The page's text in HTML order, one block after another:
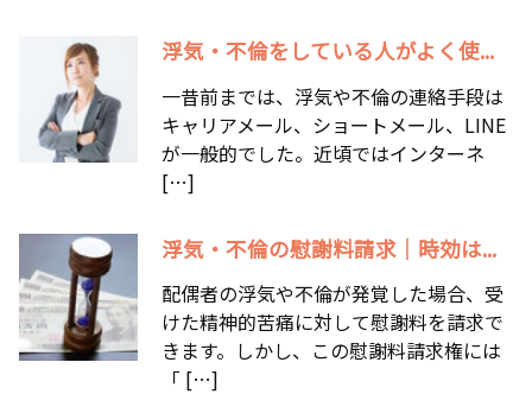
浮気・不倫をしている人がよく使...
一昔前までは、浮気や不倫の連絡手段は
キャリアメール、ショートメール、LINE
が一般的でした。近頃ではインターネ
[…]
浮気・不倫の慰謝料請求｜時効は...
配偶者の浮気や不倫が発覚した場合、受
けた精神的苦痛に対して慰謝料を請求で
きます。しかし、この慰謝料請求権には
「 […]